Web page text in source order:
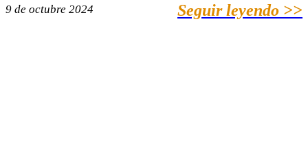
9 de octubre 2024 Seguir leyendo >>